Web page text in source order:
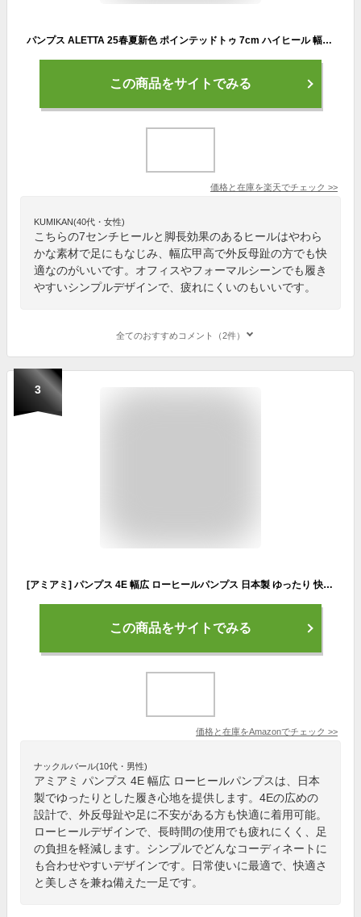
パンプス ALETTA 25春夏新色 ポインテッドトゥ 7cm ハイヒール 幅広 走れる 痛くない 黒 小さいサイズ 大きいサイズ 歩きやすい 究極のプレーン 送料無料 ※沖縄除く 外反母趾 甲高 脱げない レディース 結婚式 柔らかい フォーマル
この商品をサイトでみる
価格と在庫を楽天でチェック >>
KUMIKAN(40代・女性)
こちらの7センチヒールと脚長効果のあるヒールはやわら
かな素材で足にもなじみ、幅広甲高で外反母趾の方でも快
適なのがいいです。オフィスやフォーマルシーンでも履き
やすいシンプルデザインで、疲れにくいのもいいです。
全てのおすすめコメント（2件）
3
[アミアミ] パンプス 4E 幅広 ローヒールパンプス 日本製 ゆったり 快適 疲れにくい 痛くない 外反母趾 AM74120 (25.5cm, アイボリー)
この商品をサイトでみる
価格と在庫をAmazonでチェック >>
ナックルバール(10代・男性)
アミアミ パンプス 4E 幅広 ローヒールパンプスは、日本
製でゆったりとした履き心地を提供します。4Eの広めの
設計で、外反母趾や足に不安がある方も快適に着用可能。
ローヒールデザインで、長時間の使用でも疲れにくく、足
の負担を軽減します。シンプルでどんなコーディネートに
も合わせやすいデザインです。日常使いに最適で、快適さ
と美しさを兼ね備えた一足です。